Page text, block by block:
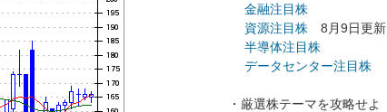
金融注目株
資源注目株 8月9日更新
半導体注目株
データセンター注目株
・厳選株テーマを攻略せよ